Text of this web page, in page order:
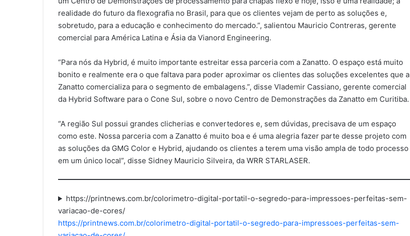
realidade do futuro da flexografia no Brasil, para que os clientes vejam de perto as soluções e,
sobretudo, para a educação e conhecimento do mercado.”, salientou Mauricio Contreras, gerente
comercial para América Latina e Ásia da Vianord Engineering.
“Para nós da Hybrid, é muito importante estreitar essa parceria com a Zanatto. O espaço está muito
bonito e realmente era o que faltava para poder aproximar os clientes das soluções excelentes que a
Zanatto comercializa para o segmento de embalagens.”, disse Vlademir Cassiano, gerente comercial
da Hybrid Software para o Cone Sul, sobre o novo Centro de Demonstrações da Zanatto em Curitiba.
“A região Sul possui grandes clicherias e convertedores e, sem dúvidas, precisava de um espaço
como este. Nossa parceria com a Zanatto é muito boa e é uma alegria fazer parte desse projeto com
as soluções da GMG Color e Hybrid, ajudando os clientes a terem uma visão ampla de todo processo
em um único local”, disse Sidney Mauricio Silveira, da WRR STARLASER.
https://printnews.com.br/colorimetro-digital-portatil-o-segredo-para-impressoes-perfeitas-sem-
variacao-de-cores/
https://printnews.com.br/colorimetro-digital-portatil-o-segredo-para-impressoes-perfeitas-sem-
Miraclon destaca seu foco no